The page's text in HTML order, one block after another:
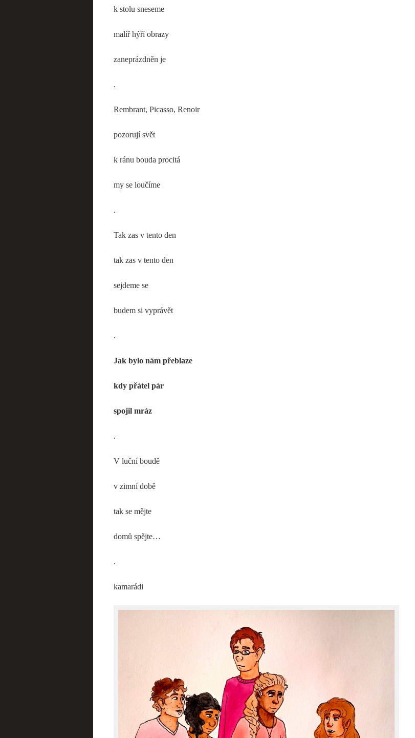
k stolu sneseme
malíř hýří obrazy
zaneprázdněn je
.
Rembrant, Picasso, Renoir
pozorují svět
k ránu bouda procitá
my se loučíme
.
Tak zas v tento den
tak zas v tento den
sejdeme se
budem si vyprávět
.
Jak bylo nám přeblaze
kdy přátel pár
spojil mráz
.
V luční boudě
v zimní době
tak se mějte
domů spějte…
.
kamarádi